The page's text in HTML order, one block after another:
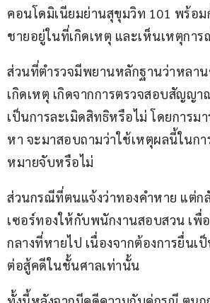
คอนโดมิเนียมย่านสุขุมวิท 101 พร้อ
ชายอยู่ในที่เกิดเหตุ และเห็นเหตุกา
ส่วนที่ตำรวจมีพยานหลักฐานว่าหลา
เกิดเหตุ เกิดจากการตรวจสอบสัญญ
เป็นการละเมิดสิทธิหรือไม่ โดยการม
หา จะมาสอบถามว่าใช้เหตุผลนี้ในก
หมายจับหรือไม่
ส่วนกรณีที่ตนแจ้งว่าทองคำหาย แต่ก
เซอร์ทองให้กับพนักงานสอบสวน เพื่
กลางที่หายไป เนื่องจากต้องการยื่นเ
ต่อสู้คดีในชั้นศาลเท่านั้น